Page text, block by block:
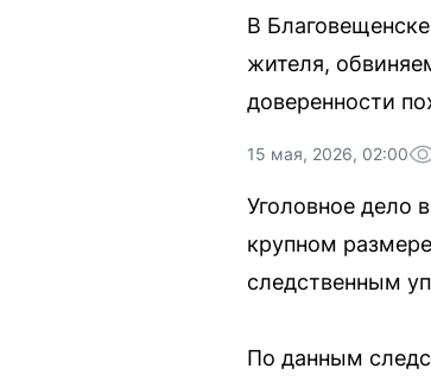
В
жителя,
доверенности
15 мая, 2026, 02:00
Уголовное дело
крупном
следственным
По данным